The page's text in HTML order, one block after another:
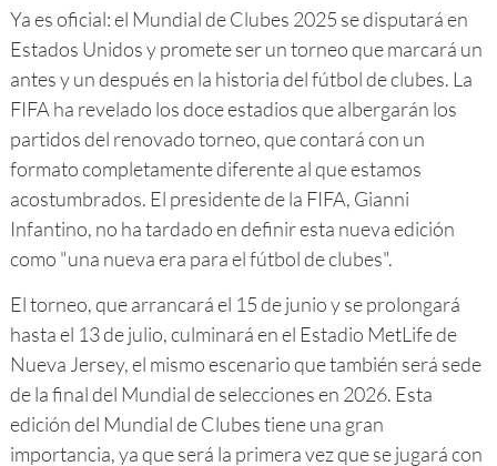
Ya es oficial: el Mundial de Clubes 2025 se disputará en
Estados Unidos y promete ser un torneo que marcará un
antes y un después en la historia del fútbol de clubes. La
FIFA ha revelado los doce estadios que albergarán los
partidos del renovado torneo, que contará con un
formato completamente diferente al que estamos
acostumbrados. El presidente de la FIFA, Gianni
Infantino, no ha tardado en definir esta nueva edición
como "una nueva era para el fútbol de clubes".
El torneo, que arrancará el 15 de junio y se prolongará
hasta el 13 de julio, culminará en el Estadio MetLife de
Nueva Jersey, el mismo escenario que también será sede
de la final del Mundial de selecciones en 2026. Esta
edición del Mundial de Clubes tiene una gran
importancia, ya que será la primera vez que se jugará con